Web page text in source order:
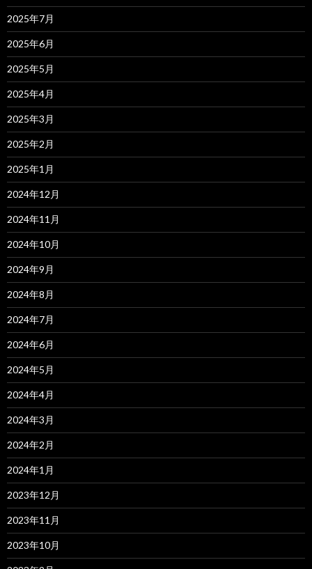
2025年7月
2025年6月
2025年5月
2025年4月
2025年3月
2025年2月
2025年1月
2024年12月
2024年11月
2024年10月
2024年9月
2024年8月
2024年7月
2024年6月
2024年5月
2024年4月
2024年3月
2024年2月
2024年1月
2023年12月
2023年11月
2023年10月